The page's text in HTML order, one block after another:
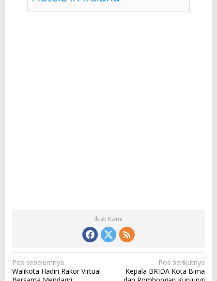
Ikuti Kami
N
a
Pos sebelumnya
Walikota Hadiri Rakor Virtual
Pos berikutnya
Kepala BRIDA Kota Bima